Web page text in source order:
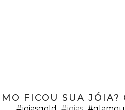
FICOU SUA JÓIA?